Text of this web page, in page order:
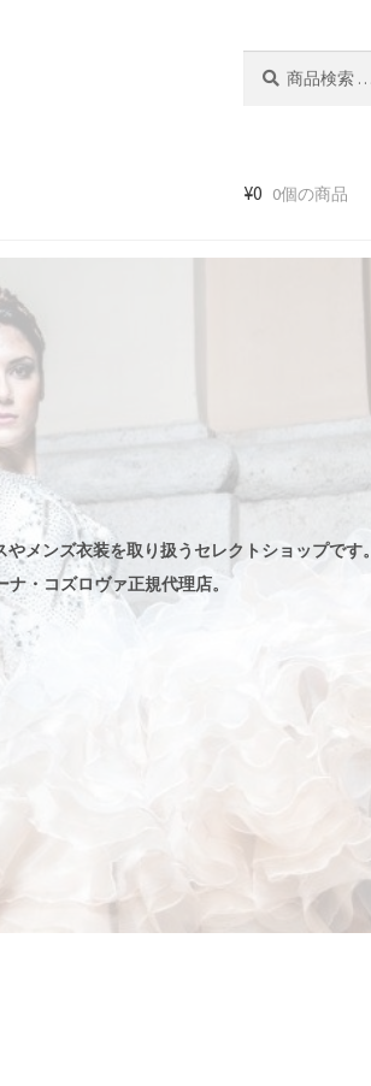
¥0 0個の商品
メンズ衣装を取り扱うセレクトショップです。
・コズロヴァ正規代理店。